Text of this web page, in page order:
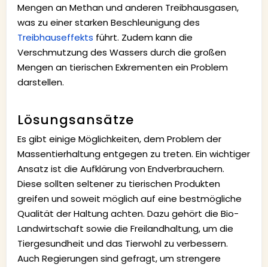
Mengen an Methan und anderen Treibhausgasen,
was zu einer starken Beschleunigung des
Treibhauseffekts führt. Zudem kann die
Verschmutzung des Wassers durch die großen
Mengen an tierischen Exkrementen ein Problem
darstellen.
Lösungsansätze
Es gibt einige Möglichkeiten, dem Problem der
Massentierhaltung entgegen zu treten. Ein wichtiger
Ansatz ist die Aufklärung von Endverbrauchern.
Diese sollten seltener zu tierischen Produkten
greifen und soweit möglich auf eine bestmögliche
Qualität der Haltung achten. Dazu gehört die Bio-
Landwirtschaft sowie die Freilandhaltung, um die
Tiergesundheit und das Tierwohl zu verbessern.
Auch Regierungen sind gefragt, um strengere